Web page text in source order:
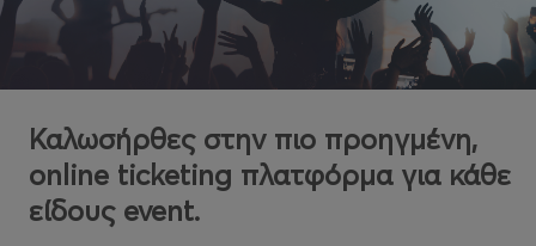
Καλωσήρθες στην πιο προηγμένη,
online ticketing πλατφόρμα για κάθε
είδους event.